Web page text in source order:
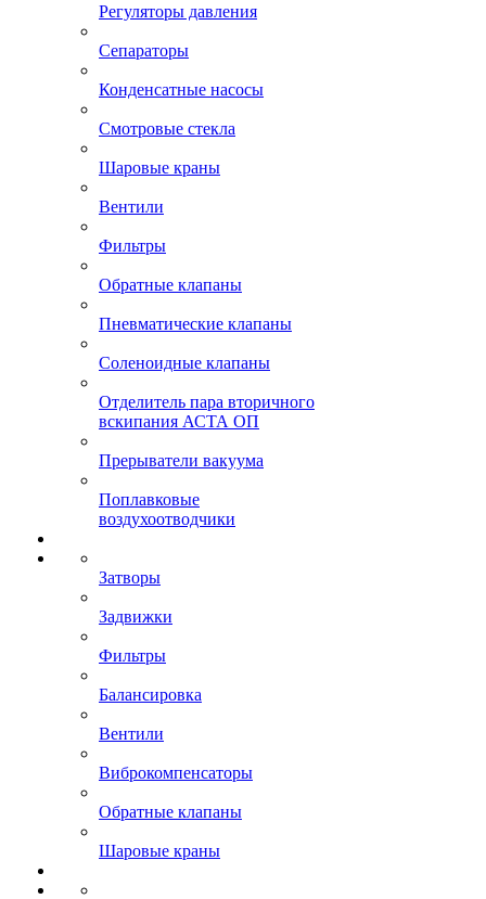
Регуляторы давления
Сепараторы
Конденсатные насосы
Смотровые стекла
Шаровые краны
Вентили
Фильтры
Обратные клапаны
Пневматические клапаны
Соленоидные клапаны
Отделитель пара вторичного
вскипания АСТА ОП
Прерыватели вакуума
Поплавковые
воздухоотводчики
Затворы
Задвижки
Фильтры
Балансировка
Вентили
Виброкомпенсаторы
Обратные клапаны
Шаровые краны